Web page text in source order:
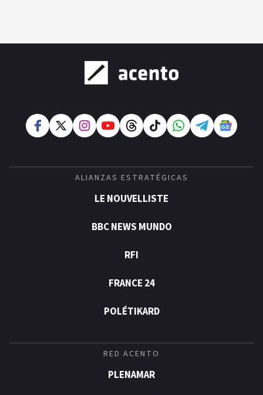
ALIANZAS ESTRATÉGICAS
LE NOUVELLISTE
BBC NEWS MUNDO
RFI
FRANCE 24
POLÉTIKARD
RED ACENTO
PLENAMAR